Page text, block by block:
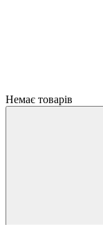
Немає товарів